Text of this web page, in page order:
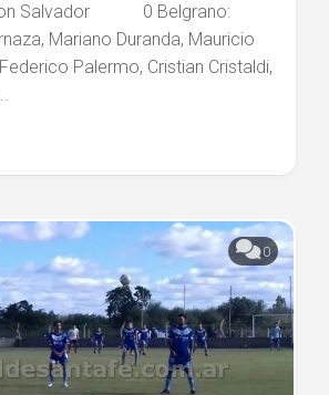
Salvador 0 Belgrano:
Mariano Duranda, Mauricio
Palermo, Cristian Cristaldi,
0